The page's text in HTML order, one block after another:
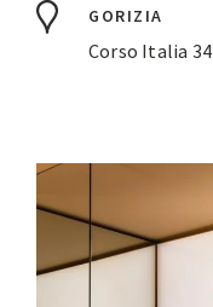
GORIZIA
Corso Italia 34